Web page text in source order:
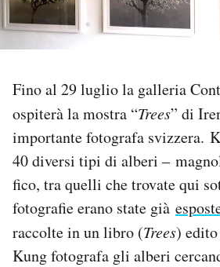
PODCAST
I MIEI PREFERITI
SHOP
CALENDARIO
Fino al 29 luglio la galleria
ospiterà la mostra “Trees” di
importante fotografa svizzera.
40 diversi tipi di alberi –
fico, tra quelli che trovate qui
fotografie erano state già
raccolte in un libro (Trees)
Kung fotografa gli alberi